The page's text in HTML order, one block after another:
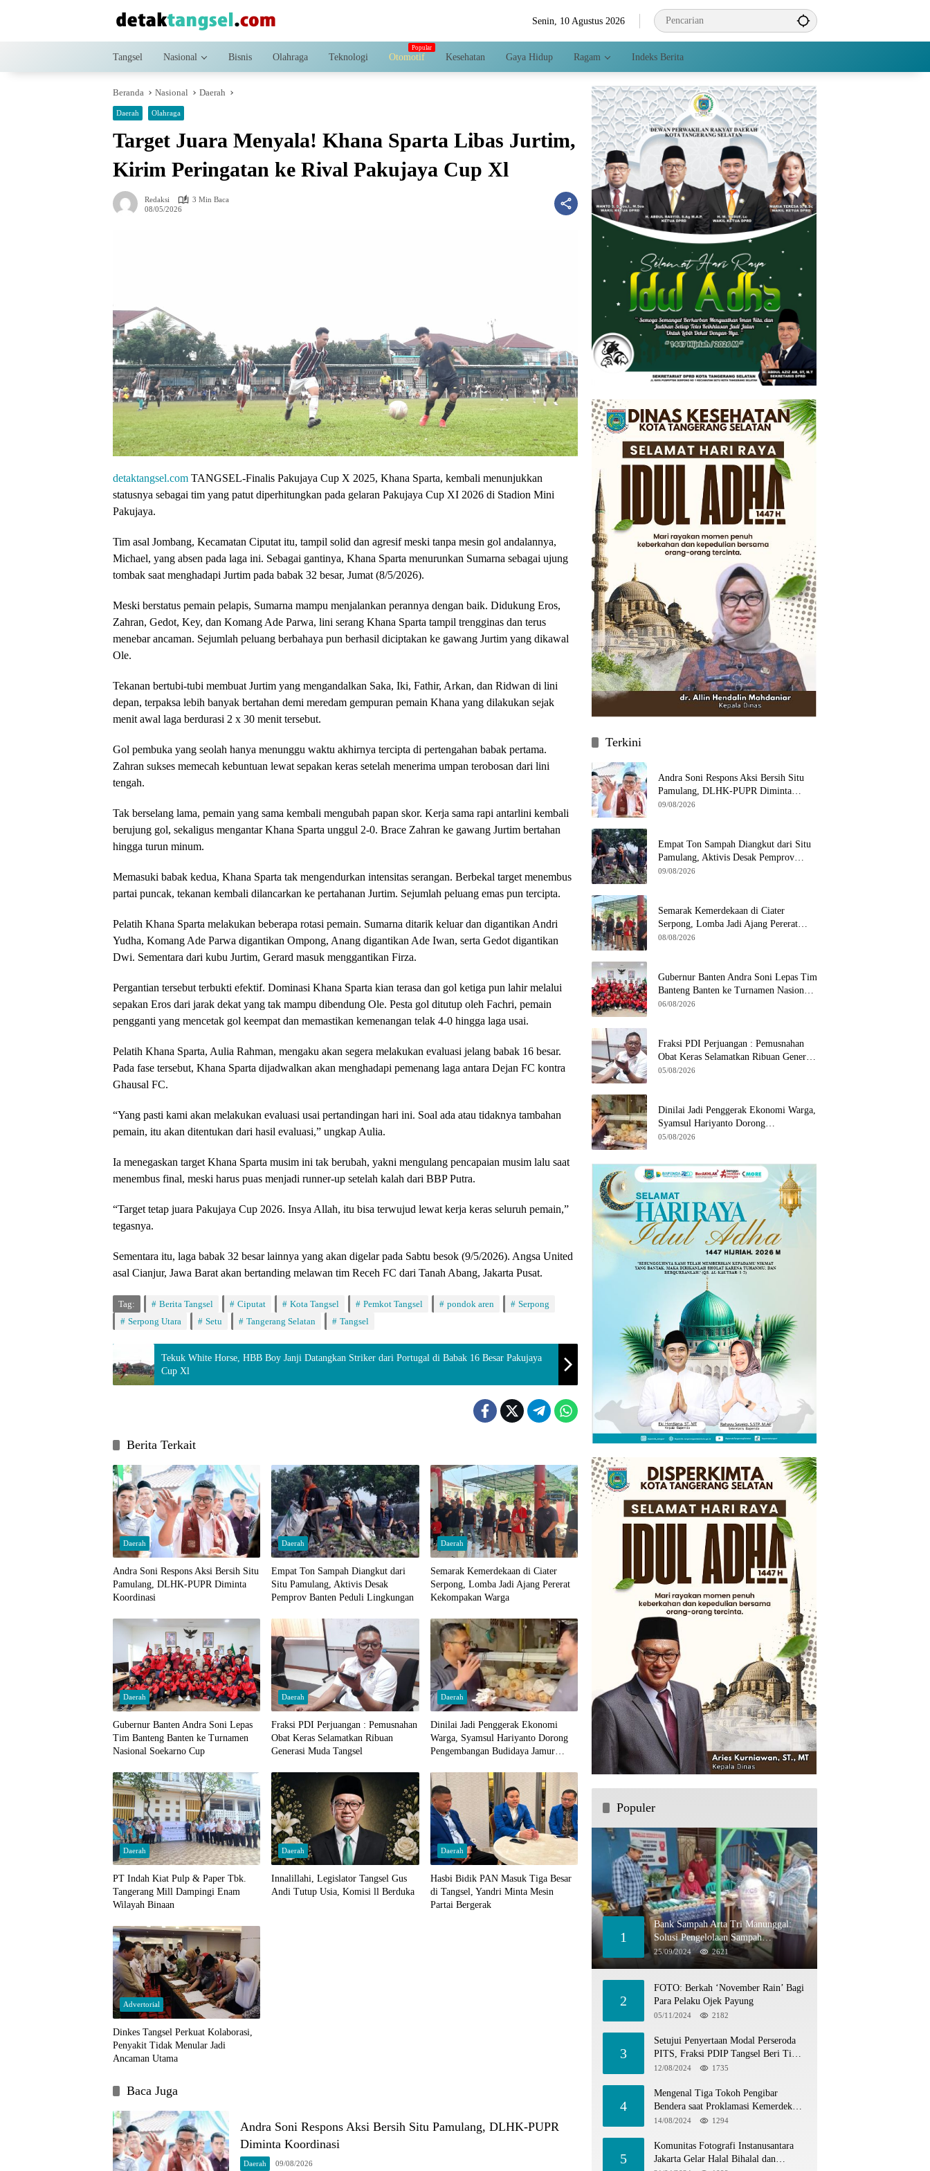
Senin, 10 Agustus 2026
Tangsel Nasional Bisnis Olahraga Teknologi Otomotif Kesehatan Gaya Hidup Ragam Indeks Berita
Beranda Nasional Daerah
Daerah Olahraga
Target Juara Menyala! Khana Sparta Libas Jurtim,
Kirim Peringatan ke Rival Pakujaya Cup Xl
Redaksi
3 Min Baca
08/05/2026
detaktangsel.com TANGSEL-Finalis Pakujaya Cup X 2025, Khana Sparta, kembali menunjukkan
statusnya sebagai tim yang patut diperhitungkan pada gelaran Pakujaya Cup XI 2026 di Stadion Mini
Pakujaya.
Tim asal Jombang, Kecamatan Ciputat itu, tampil solid dan agresif meski tanpa mesin gol andalannya,
Michael, yang absen pada laga ini. Sebagai gantinya, Khana Sparta menurunkan Sumarna sebagai ujung
tombak saat menghadapi Jurtim pada babak 32 besar, Jumat (8/5/2026).
Meski berstatus pemain pelapis, Sumarna mampu menjalankan perannya dengan baik. Didukung Eros,
Zahran, Gedot, Key, dan Komang Ade Parwa, lini serang Khana Sparta tampil trengginas dan terus
menebar ancaman. Sejumlah peluang berbahaya pun berhasil diciptakan ke gawang Jurtim yang dikawal
Ole.
Tekanan bertubi-tubi membuat Jurtim yang mengandalkan Saka, Iki, Fathir, Arkan, dan Ridwan di lini
depan, terpaksa lebih banyak bertahan demi meredam gempuran pemain Khana yang dilakukan sejak
menit awal laga berdurasi 2 x 30 menit tersebut.
Gol pembuka yang seolah hanya menunggu waktu akhirnya tercipta di pertengahan babak pertama.
Zahran sukses memecah kebuntuan lewat sepakan keras setelah menerima umpan terobosan dari lini
tengah.
Tak berselang lama, pemain yang sama kembali mengubah papan skor. Kerja sama rapi antarlini kembali
berujung gol, sekaligus mengantar Khana Sparta unggul 2-0. Brace Zahran ke gawang Jurtim bertahan
hingga turun minum.
Memasuki babak kedua, Khana Sparta tak mengendurkan intensitas serangan. Berbekal target menembus
partai puncak, tekanan kembali dilancarkan ke pertahanan Jurtim. Sejumlah peluang emas pun tercipta.
Pelatih Khana Sparta melakukan beberapa rotasi pemain. Sumarna ditarik keluar dan digantikan Andri
Yudha, Komang Ade Parwa digantikan Ompong, Anang digantikan Ade Iwan, serta Gedot digantikan
Dwi. Sementara dari kubu Jurtim, Gerard masuk menggantikan Firza.
Pergantian tersebut terbukti efektif. Dominasi Khana Sparta kian terasa dan gol ketiga pun lahir melalui
sepakan Eros dari jarak dekat yang tak mampu dibendung Ole. Pesta gol ditutup oleh Fachri, pemain
pengganti yang mencetak gol keempat dan memastikan kemenangan telak 4-0 hingga laga usai.
Pelatih Khana Sparta, Aulia Rahman, mengaku akan segera melakukan evaluasi jelang babak 16 besar.
Pada fase tersebut, Khana Sparta dijadwalkan akan menghadapi pemenang laga antara Dejan FC kontra
Ghausal FC.
“Yang pasti kami akan melakukan evaluasi usai pertandingan hari ini. Soal ada atau tidaknya tambahan
pemain, itu akan ditentukan dari hasil evaluasi,” ungkap Aulia.
Ia menegaskan target Khana Sparta musim ini tak berubah, yakni mengulang pencapaian musim lalu saat
menembus final, meski harus puas menjadi runner-up setelah kalah dari BBP Putra.
“Target tetap juara Pakujaya Cup 2026. Insya Allah, itu bisa terwujud lewat kerja keras seluruh pemain,”
tegasnya.
Sementara itu, laga babak 32 besar lainnya yang akan digelar pada Sabtu besok (9/5/2026). Angsa United
asal Cianjur, Jawa Barat akan bertanding melawan tim Receh FC dari Tanah Abang, Jakarta Pusat.
Tag: Berita Tangsel Ciputat Kota Tangsel Pemkot Tangsel pondok aren
Serpong
Serpong Utara
Setu Tangerang Selatan Tangsel
Tekuk White Horse, HBB Boy Janji Datangkan Striker dari Portugal di Babak 16 Besar Pakujaya
Cup Xl
Berita Terkait
Daerah
Andra Soni Respons Aksi Bersih Situ
Pamulang, DLHK-PUPR Diminta
Koordinasi
Daerah
Empat Ton Sampah Diangkut dari
Situ Pamulang, Aktivis Desak
Pemprov Banten Peduli Lingkungan
Daerah
Semarak Kemerdekaan di Ciater
Serpong, Lomba Jadi Ajang Pererat
Kekompakan Warga
Daerah
Gubernur Banten Andra Soni Lepas
Tim Banteng Banten ke Turnamen
Nasional Soekarno Cup
Daerah
Fraksi PDI Perjuangan : Pemusnahan
Obat Keras Selamatkan Ribuan
Generasi Muda Tangsel
Daerah
Dinilai Jadi Penggerak Ekonomi
Warga, Syamsul Hariyanto Dorong
Pengembangan Budidaya Jamur
Daerah
PT Indah Kiat Pulp & Paper Tbk.
Tangerang Mill Dampingi Enam
Wilayah Binaan
Daerah
Innalillahi, Legislator Tangsel Gus
Andi Tutup Usia, Komisi ll Berduka
Daerah
Hasbi Bidik PAN Masuk Tiga Besar
di Tangsel, Yandri Minta Mesin
Partai Bergerak
Advertorial
Dinkes Tangsel Perkuat Kolaborasi,
Penyakit Tidak Menular Jadi
Ancaman Utama
Baca Juga
Andra Soni Respons Aksi Bersih Situ Pamulang, DLHK-PUPR
Diminta Koordinasi
Daerah 09/08/2026
Terkini
Andra Soni Respons Aksi Bersih Situ
Pamulang, DLHK-PUPR Diminta
Koordinasi
09/08/2026
Empat Ton Sampah Diangkut dari Situ
Pamulang, Aktivis Desak Pemprov
Banten Peduli Lingkungan
09/08/2026
Semarak Kemerdekaan di Ciater
Serpong, Lomba Jadi Ajang Pererat
Kekompakan Warga
08/08/2026
Gubernur Banten Andra Soni Lepas Tim
Banteng Banten ke Turnamen Nasional
Soekarno Cup
06/08/2026
Fraksi PDI Perjuangan : Pemusnahan
Obat Keras Selamatkan Ribuan Generasi
Muda Tangsel
05/08/2026
Dinilai Jadi Penggerak Ekonomi Warga,
Syamsul Hariyanto Dorong
Pengembangan Budidaya Jamur Crispy
05/08/2026
Populer
1
Bank Sampah Arta Tri Manunggal:
Solusi Pengelolaan Sampah
Berkelanjutan di Tangerang Selatan
25/09/2024 2621
2
FOTO: Berkah ‘November Rain’ Bagi
Para Pelaku Ojek Payung
05/11/2024 2182
3
Setujui Penyertaan Modal Perseroda
PITS, Fraksi PDIP Tangsel Beri Tiga
Catatan
12/08/2024 1735
4
Mengenal Tiga Tokoh Pengibar
Bendera saat Proklamasi Kemerdekaan
1945
14/08/2024 1294
5
Komunitas Fotografi Instanusantara
Jakarta Gelar Halal Bihalal dan